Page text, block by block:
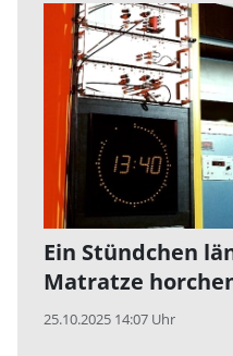
Ein Stündchen
Matratze
25.10.2025 14:07 Uhr